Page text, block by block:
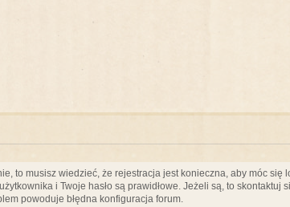
to musisz wiedzieć, że rejestracja jest konieczna, aby móc się
i Twoje hasło są prawidłowe. Jeżeli są, to skontaktuj
powoduje błędna konfiguracja forum.